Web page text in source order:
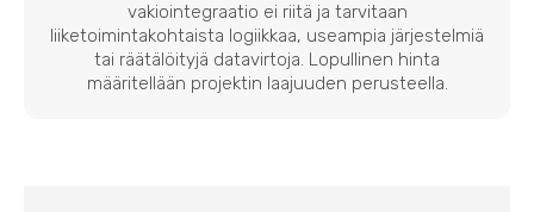
vakiointegraatio ei riitä ja tarvitaan
liiketoimintakohtaista logiikkaa, useampia järjestelmiä
tai räätälöityjä datavirtoja. Lopullinen hinta
määritellään projektin laajuuden perusteella.